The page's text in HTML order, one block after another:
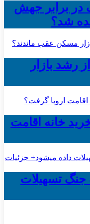
در برابر جهش
شد؟
رشد بازار
خانه اقامت
جنگ تسهیلات